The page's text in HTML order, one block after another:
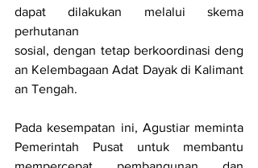
dapat dilakukan melalui skema
perhutanan
sosial, dengan tetap berkoordinasi deng
an Kelembagaan Adat Dayak di Kalimant
an Tengah.
Pada kesempatan ini, Agustiar meminta
Pemerintah Pusat untuk membantu